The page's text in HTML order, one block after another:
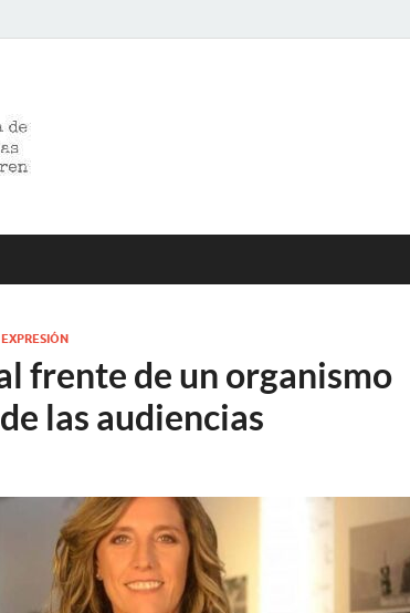
frente de un organismo
las audiencias